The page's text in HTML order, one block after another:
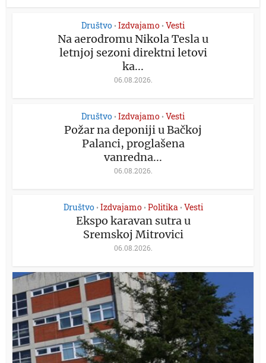
Društvo • Izdvajamo • Vesti
Na aerodromu Nikola Tesla u
letnjoj sezoni direktni letovi
ka...
06.08.2026.
Društvo • Izdvajamo • Vesti
Požar na deponiji u Bačkoj
Palanci, proglašena
vanredna...
06.08.2026.
Društvo • Izdvajamo • Politika • Vesti
Ekspo karavan sutra u
Sremskoj Mitrovici
06.08.2026.